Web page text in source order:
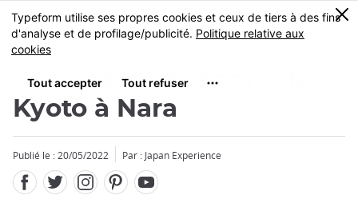
Skip
to
main
MENU
0
Comment se rendre de
Kyoto à Nara
Publié le : 20/05/2022 Par : Japan Experience
Fermer